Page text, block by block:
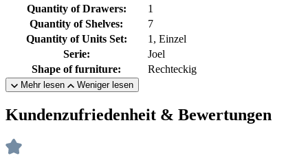
Quantity of Drawers:
1
Quantity of Shelves:
7
Quantity of Units Set:
1, Einzel
Serie:
Joel
Shape of furniture:
Rechteckig
Mehr lesen Weniger lesen
Kundenzufriedenheit & Bewertungen